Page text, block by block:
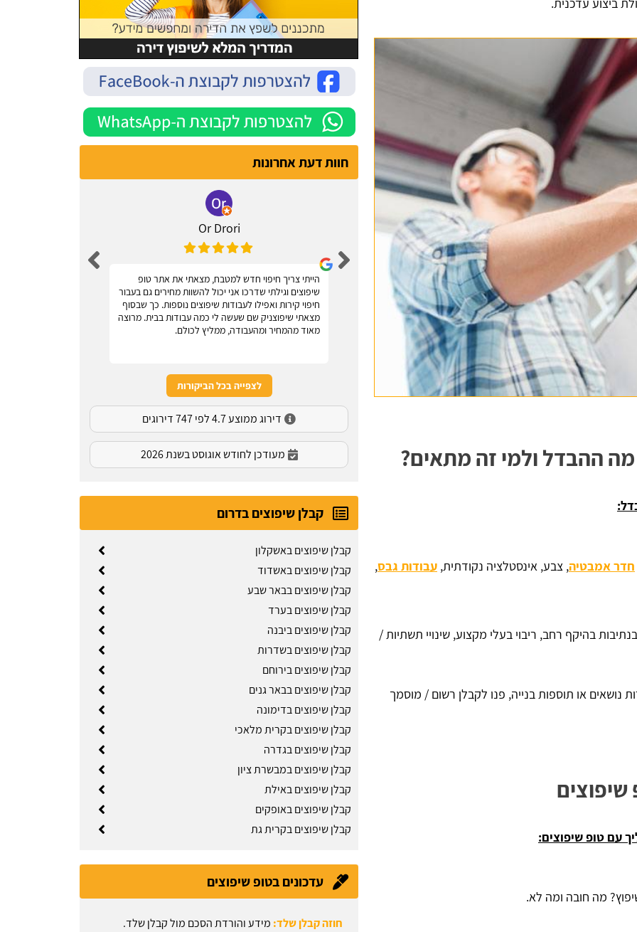
ביצוע עדכנית.
מה ההבדל ולמי זה מתאים?
חדר אמבטיה, צבע, אינסטלציה נקודתית, עבודות גבס,
בהיקף רחב, ריבוי בעלי מקצוע, שינויי תשתיות /
או תוספות בנייה, פנו לקבלן רשום / מוסמך
עם טופ שיפוצים:
מה חובה ומה לא.
חוות דעת אחרונות
Or Drori
הייתי צריך חיפוי חדש למטבח, מצאתי את אתר טופ
שיפוצים וגילתי שדרכו אני יכול להשוות מחירים גם בעבור
חיפוי קירות ואפילו לעבודות שיפוצים נוספות. כך שבסוף
מצאתי שיפוצניק שם שעשה לי כמה עבודות בבית. מרוצה
מאוד מהמחיר ומהעבודה, ממליץ לכולם.
דור קדם
שיפצתי את הדירה בחריש בזכות האתר הנהדר הזה !
קיבלתי 3 הצעות מחיר מבעלי מקצוע שונים. בחרתי
בהצעה שהכי נראתה לי ויצאנו לדרך. התוצאות מעולות.
סופר מקצועיים . מומלץ בחום !!
לצפייה בכל הביקורות
דירוג ממוצע 4.7 לפי 747 דירוגים
מעודכן לחודש אוגוסט בשנת 2026
קבלן שיפוצים בדרום
קבלן שיפוצים באשקלון
קבלן שיפוצים באשדוד
קבלן שיפוצים בבאר שבע
קבלן שיפוצים בערד
קבלן שיפוצים ביבנה
קבלן שיפוצים בשדרות
קבלן שיפוצים בירוחם
קבלן שיפוצים בבאר גנים
קבלן שיפוצים בדימונה
קבלן שיפוצים בקרית מלאכי
קבלן שיפוצים בגדרה
קבלן שיפוצים במבשרת ציון
קבלן שיפוצים באילת
קבלן שיפוצים באופקים
קבלן שיפוצים בקרית גת
עדכונים בטופ שיפוצים
חוזה קבלן שלד: מידע והורדת הסכם מול קבלן שלד.